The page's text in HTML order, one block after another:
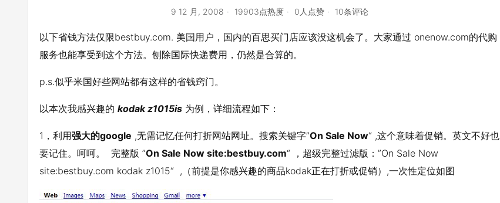
9 12 月, 2008 19903点热度 0人点赞 10条评论
以下省钱方法仅限bestbuy.com. 美国用户，国内的百思买门店应该没这机会了。大家通过 onenow.com的代购
服务也能享受到这个方法。刨除国际快递费用，仍然是合算的。
p.s.似乎米国好些网站都有这样的省钱窍门。
以本次我感兴趣的 kodak z1015is 为例，详细流程如下：
1，利用强大的google ,无需记忆任何打折网站网址。搜索关键字”On Sale Now“ ,这个意味着促销。英文不好也
要记住。呵呵。 完整版 ”On Sale Now site:bestbuy.com“ ，超级完整过滤版：”On Sale Now
site:bestbuy.com kodak z1015“ ,（前提是你感兴趣的商品kodak正在打折或促销）,一次性定位如图